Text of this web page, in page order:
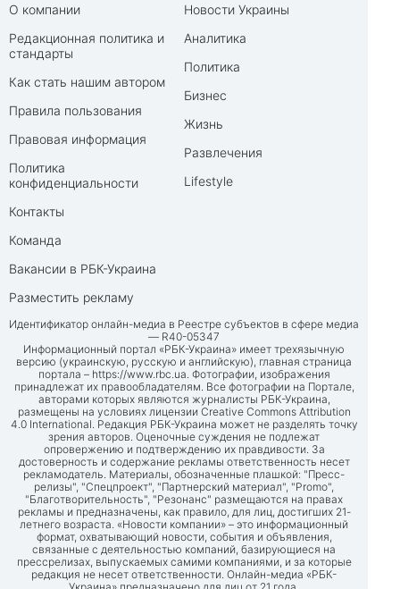
О компании
Редакционная политика и
стандарты
Как стать нашим автором
Правила пользования
Правовая информация
Политика
конфиденциальности
Контакты
Команда
Вакансии в РБК-Украина
Разместить рекламу
Новости Украины
Аналитика
Политика
Бизнес
Жизнь
Развлечения
Lifestyle
Идентификатор онлайн-медиа в Реестре субъектов в сфере медиа
— R40-05347
Информационный портал «РБК-Украина» имеет трехязычную
версию (украинскую, русскую и английскую), главная страница
портала – https://www.rbc.ua . Фотографии, изображения
принадлежат их правообладателям. Все фотографии на Портале,
авторами которых являются журналисты РБК-Украина,
размещены на условиях лицензии Creative Commons Attribution
4.0 International. Редакция РБК-Украина может не разделять точку
зрения авторов. Оценочные суждения не подлежат
опровержению и подтверждению их правдивости. За
достоверность и содержание рекламы ответственность несет
рекламодатель. Материалы, обозначенные плашкой: "Пресс-
релизы", "Спецпроект", "Партнерский материал", "Promo",
"Благотворительность", "Резонанс" размещаются на правах
рекламы и предназначены, как правило, для лиц, достигших 21-
летнего возраста. «Новости компании» – это информационный
формат, охватывающий новости, события и объявления,
связанные с деятельностью компаний, базирующиеся на
прессрелизах, выпускаемых самими компаниями, и за которые
редакция не несет ответственности. Онлайн-медиа «РБК-